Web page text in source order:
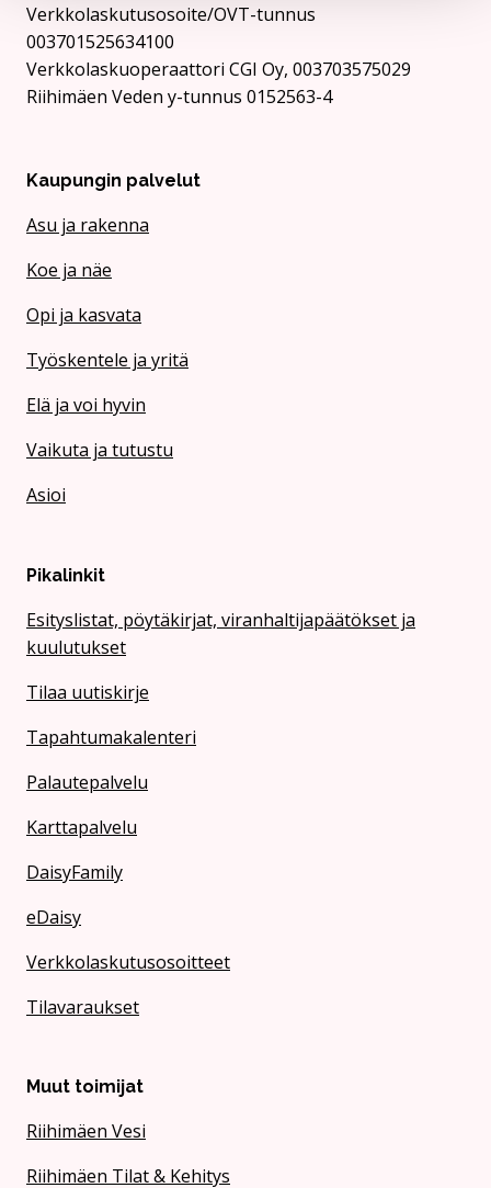
Verkkolaskutusosoite/OVT-tunnus
003701525634100
Verkkolaskuoperaattori CGI Oy, 003703575029
Riihimäen Veden y-tunnus 0152563-4
Kaupungin palvelut
Asu ja rakenna
Koe ja näe
Opi ja kasvata
Työskentele ja yritä
Elä ja voi hyvin
Vaikuta ja tutustu
Asioi
Pikalinkit
Esityslistat, pöytäkirjat, viranhaltijapäätökset ja
kuulutukset
Tilaa uutiskirje
Tapahtumakalenteri
Palautepalvelu
Karttapalvelu
DaisyFamily
eDaisy
Verkkolaskutusosoitteet
Tilavaraukset
Muut toimijat
Riihimäen Vesi
Riihimäen Tilat & Kehitys